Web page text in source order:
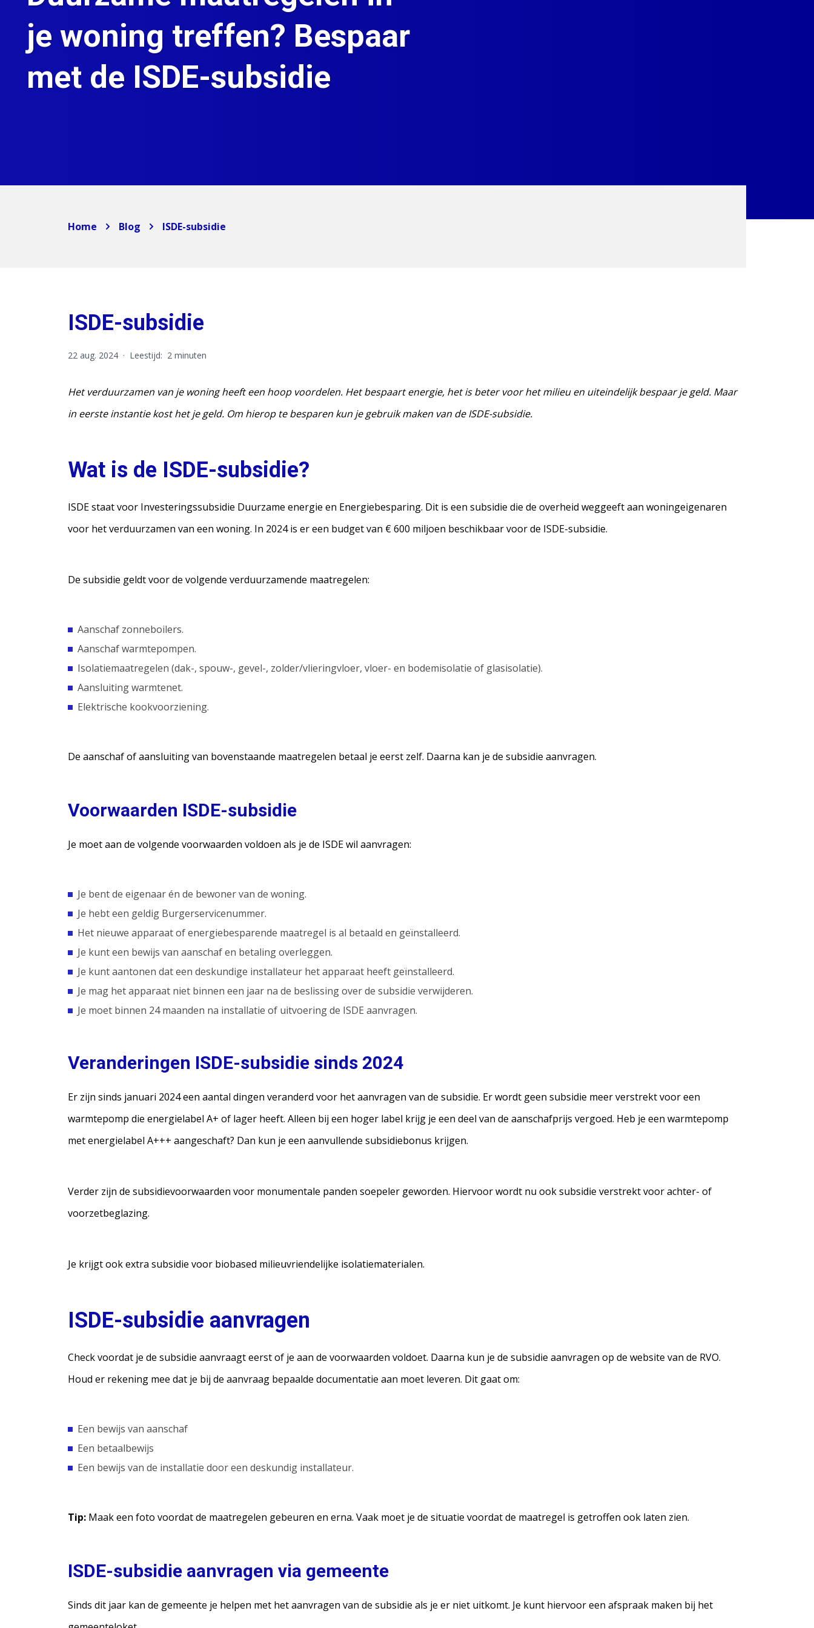
je woning treffen? Bespaar
met de ISDE-subsidie
Home Blog ISDE-subsidie
ISDE-subsidie
22 aug. 2024 · Leestijd: 2 minuten
Het verduurzamen van je woning heeft een hoop voordelen. Het bespaart energie, het is beter voor het milieu en uiteindelijk bespaar je geld. Maar
in eerste instantie kost het je geld. Om hierop te besparen kun je gebruik maken van de ISDE-subsidie.
Wat is de ISDE-subsidie?
ISDE staat voor Investeringssubsidie Duurzame energie en Energiebesparing. Dit is een subsidie die de overheid weggeeft aan woningeigenaren
voor het verduurzamen van een woning. In 2024 is er een budget van € 600 miljoen beschikbaar voor de ISDE-subsidie.
De subsidie geldt voor de volgende verduurzamende maatregelen:
Aanschaf zonneboilers.
Aanschaf warmtepompen.
Isolatiemaatregelen (dak-, spouw-, gevel-, zolder/vlieringvloer, vloer- en bodemisolatie of glasisolatie).
Aansluiting warmtenet.
Elektrische kookvoorziening.
De aanschaf of aansluiting van bovenstaande maatregelen betaal je eerst zelf. Daarna kan je de subsidie aanvragen.
Voorwaarden ISDE-subsidie
Je moet aan de volgende voorwaarden voldoen als je de ISDE wil aanvragen:
Je bent de eigenaar én de bewoner van de woning.
Je hebt een geldig Burgerservicenummer.
Het nieuwe apparaat of energiebesparende maatregel is al betaald en geïnstalleerd.
Je kunt een bewijs van aanschaf en betaling overleggen.
Je kunt aantonen dat een deskundige installateur het apparaat heeft geïnstalleerd.
Je mag het apparaat niet binnen een jaar na de beslissing over de subsidie verwijderen.
Je moet binnen 24 maanden na installatie of uitvoering de ISDE aanvragen.
Veranderingen ISDE-subsidie sinds 2024
Er zijn sinds januari 2024 een aantal dingen veranderd voor het aanvragen van de subsidie. Er wordt geen subsidie meer verstrekt voor een
warmtepomp die energielabel A+ of lager heeft. Alleen bij een hoger label krijg je een deel van de aanschafprijs vergoed. Heb je een warmtepomp
met energielabel A+++ aangeschaft? Dan kun je een aanvullende subsidiebonus krijgen.
Verder zijn de subsidievoorwaarden voor monumentale panden soepeler geworden. Hiervoor wordt nu ook subsidie verstrekt voor achter- of
voorzetbeglazing.
Je krijgt ook extra subsidie voor biobased milieuvriendelijke isolatiematerialen.
ISDE-subsidie aanvragen
Check voordat je de subsidie aanvraagt eerst of je aan de voorwaarden voldoet. Daarna kun je de subsidie aanvragen op de website van de RVO.
Houd er rekening mee dat je bij de aanvraag bepaalde documentatie aan moet leveren. Dit gaat om:
Een bewijs van aanschaf
Een betaalbewijs
Een bewijs van de installatie door een deskundig installateur.
Tip: Maak een foto voordat de maatregelen gebeuren en erna. Vaak moet je de situatie voordat de maatregel is getroffen ook laten zien.
ISDE-subsidie aanvragen via gemeente
Sinds dit jaar kan de gemeente je helpen met het aanvragen van de subsidie als je er niet uitkomt. Je kunt hiervoor een afspraak maken bij het